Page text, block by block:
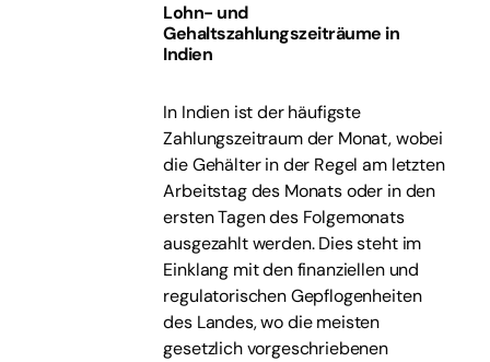
Lohn- und
Gehaltszahlungszeiträume in
Indien
In Indien ist der häufigste
Zahlungszeitraum der Monat, wobei
die Gehälter in der Regel am letzten
Arbeitstag des Monats oder in den
ersten Tagen des Folgemonats
ausgezahlt werden. Dies steht im
Einklang mit den finanziellen und
regulatorischen Gepflogenheiten
des Landes, wo die meisten
gesetzlich vorgeschriebenen